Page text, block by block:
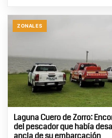
ZONALES
Laguna Cuero de Zorro:
del pescador que había
ancla de su embarcación